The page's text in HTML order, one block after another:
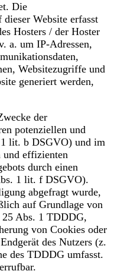
Die
dieser Website erfasst
Hosters / der Hoster
a. um IP-Adressen,
Websitezugriffe und
generiert werden,
der
potenziellen und
lit. b DSGVO) und im
und effizienten
durch einen
1 lit. f DSGVO).
abgefragt wurde,
auf Grundlage von
Abs. 1 TDDDG,
von Cookies oder
des Nutzers (z.
des TDDDG umfasst.